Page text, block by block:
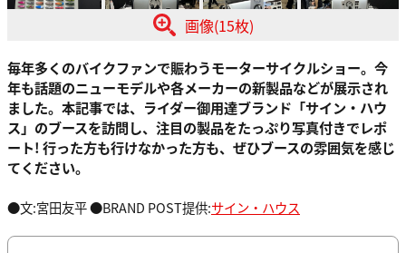
画像(15枚)
毎年多くのバイクファンで賑わうモーターサイクルショー。今
年も話題のニューモデルや各メーカーの新製品などが展示され
ました。本記事では、ライダー御用達ブランド「サイン・ハウ
ス」のブースを訪問し、注目の製品をたっぷり写真付きでレポ
ート! 行った方も行けなかった方も、ぜひブースの雰囲気を感じ
てください。
●文:宮田友平 ●BRAND POST提供:サイン・ハウス